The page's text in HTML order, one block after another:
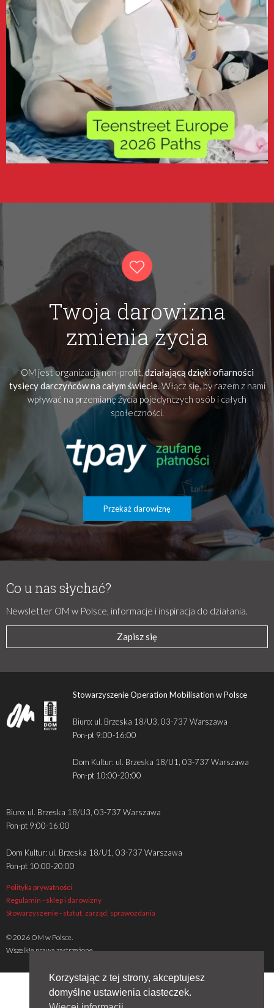
Twoja darowizna
zmienia życia
OM jest organizacją non-profit,działającą dzięki ofiarności
tysięcy darczyńców na całym świecie. Włącz się, by razem z nami
wpływać na przemianę życia pojedynczych osób i całych
społeczności.
Przekaż darowiznę
Co u nas słychać?
Newsletter OM w Polsce, informacje i inspiracja do działania.
Zapisz się
Stowarzyszenie Operation Mobilisation w Polsce
Biuro: ul. Brzeska 18/U3, 03-737 Warszawa
Pon-pt 9:00-16:00
Dom Kultur: ul. Brzeska 18/U1, 03-737 Warszawa
Pon-pt 10:00-20:00
Biuro: ul. Brzeska 18/U3, 03-737 Warszawa
Pon-pt 9:00-16:00
Dom Kultur: ul. Brzeska 18/U1, 03-737 Warszawa
Pon-pt 10:00-20:00
Polityka prywatności
Regulamin - sklep i darowizny
Stowarzyszenie - statut, zarząd, sprawozdania
© 2026 OM w Polsce.
Wszelkie prawa zastrzeżone
Korzystając z tej strony, akceptujesz
domyślne ustawienia ciasteczek.